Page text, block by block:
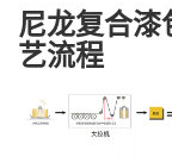
尼龙复合
艺流程